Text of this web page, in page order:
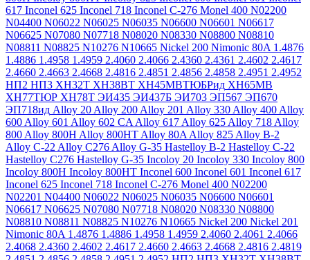
617 Inconel 625 Inconel 718 Inconel C-276 Monel 400 N02200
N04400 N06022 N06025 N06035 N06600 N06601 N06617
N06625 N07080 N07718 N08020 N08330 N08800 N08810
N08811 N08825 N10276 N10665 Nickel 200 Nimonic 80A 1.4876
1.4886 1.4958 1.4959 2.4060 2.4066 2.4360 2.4361 2.4602 2.4617
2.4660 2.4663 2.4668 2.4816 2.4851 2.4856 2.4858 2.4951 2.4952
НП2 НП3 ХН32Т ХН38ВТ ХН45МВТЮБРид ХН65МВ
ХН77ТЮР ХН78Т ЭИ435 ЭИ437Б ЭИ703 ЭП567 ЭП670
ЭП718ид Alloy 20 Alloy 200 Alloy 201 Alloy 330 Alloy 400 Alloy
600 Alloy 601 Alloy 602 CA Alloy 617 Alloy 625 Alloy 718 Alloy
800 Alloy 800H Alloy 800HT Alloy 80A Alloy 825 Alloy B-2
Alloy C-22 Alloy C276 Alloy G-35 Hastelloy B-2 Hastelloy C-22
Hastelloy C276 Hastelloy G-35 Incoloy 20 Incoloy 330 Incoloy 800
Incoloy 800H Incoloy 800HT Inconel 600 Inconel 601 Inconel 617
Inconel 625 Inconel 718 Inconel C-276 Monel 400 N02200
N02201 N04400 N06022 N06025 N06035 N06600 N06601
N06617 N06625 N07080 N07718 N08020 N08330 N08800
N08810 N08811 N08825 N10276 N10665 Nickel 200 Nickel 201
Nimonic 80A 1.4876 1.4886 1.4958 1.4959 2.4060 2.4061 2.4066
2.4068 2.4360 2.4602 2.4617 2.4660 2.4663 2.4668 2.4816 2.4819